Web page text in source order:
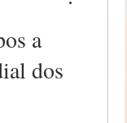
a
dos